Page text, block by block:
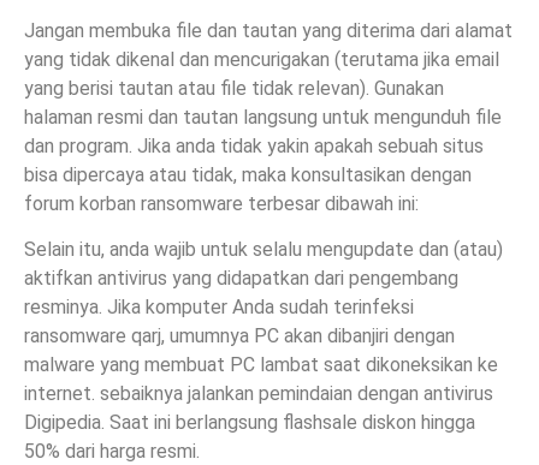
Jangan membuka file dan tautan yang diterima dari alamat
yang tidak dikenal dan mencurigakan (terutama jika email
yang berisi tautan atau file tidak relevan). Gunakan
halaman resmi dan tautan langsung untuk mengunduh file
dan program. Jika anda tidak yakin apakah sebuah situs
bisa dipercaya atau tidak, maka konsultasikan dengan
forum korban ransomware terbesar dibawah ini:
Selain itu, anda wajib untuk selalu mengupdate dan (atau)
aktifkan antivirus yang didapatkan dari pengembang
resminya. Jika komputer Anda sudah terinfeksi
ransomware qarj, umumnya PC akan dibanjiri dengan
malware yang membuat PC lambat saat dikoneksikan ke
internet. sebaiknya jalankan pemindaian dengan antivirus
Digipedia. Saat ini berlangsung flashsale diskon hingga
50% dari harga resmi.